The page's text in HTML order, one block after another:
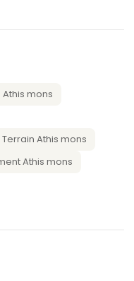
mons
Terrain Athis mons
Athis mons